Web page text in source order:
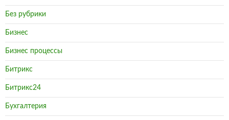
Без рубрики
Бизнес
Бизнес процессы
Битрикс
Битрикс24
Бухгалтерия